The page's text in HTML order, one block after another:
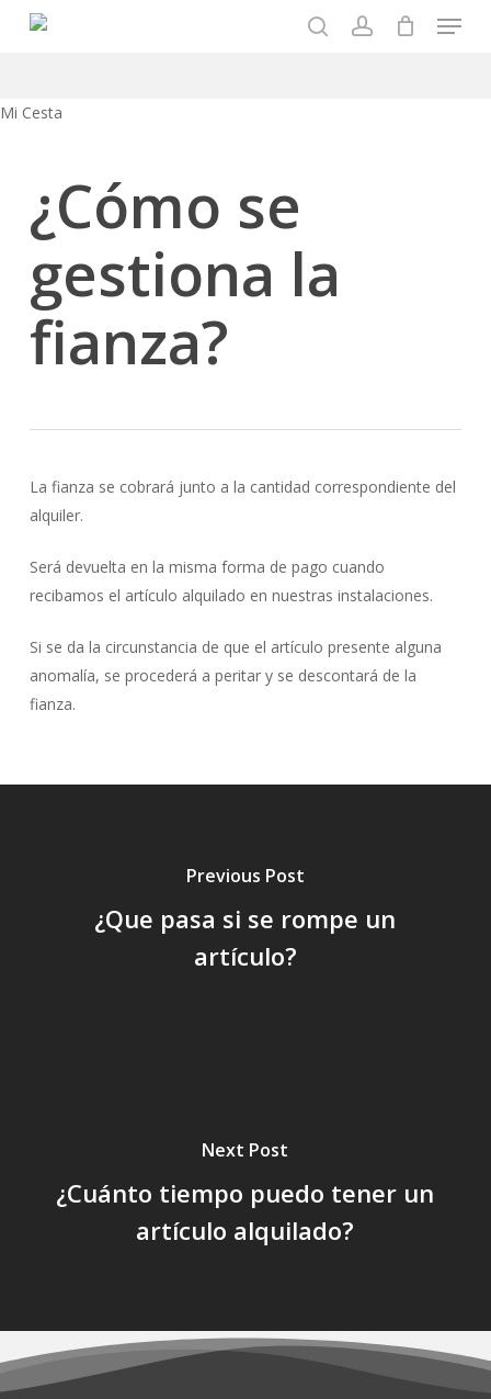
Menu
Mi Cesta
¿Cómo se
gestiona la
fianza?
La fianza se cobrará junto a la cantidad correspondiente del
alquiler.
Será devuelta en la misma forma de pago cuando
recibamos el artículo alquilado en nuestras instalaciones.
Si se da la circunstancia de que el artículo presente alguna
anomalía, se procederá a peritar y se descontará de la
fianza.
Previous Post
¿Que pasa si se rompe un
artículo?
Next Post
¿Cuánto tiempo puedo tener un
artículo alquilado?